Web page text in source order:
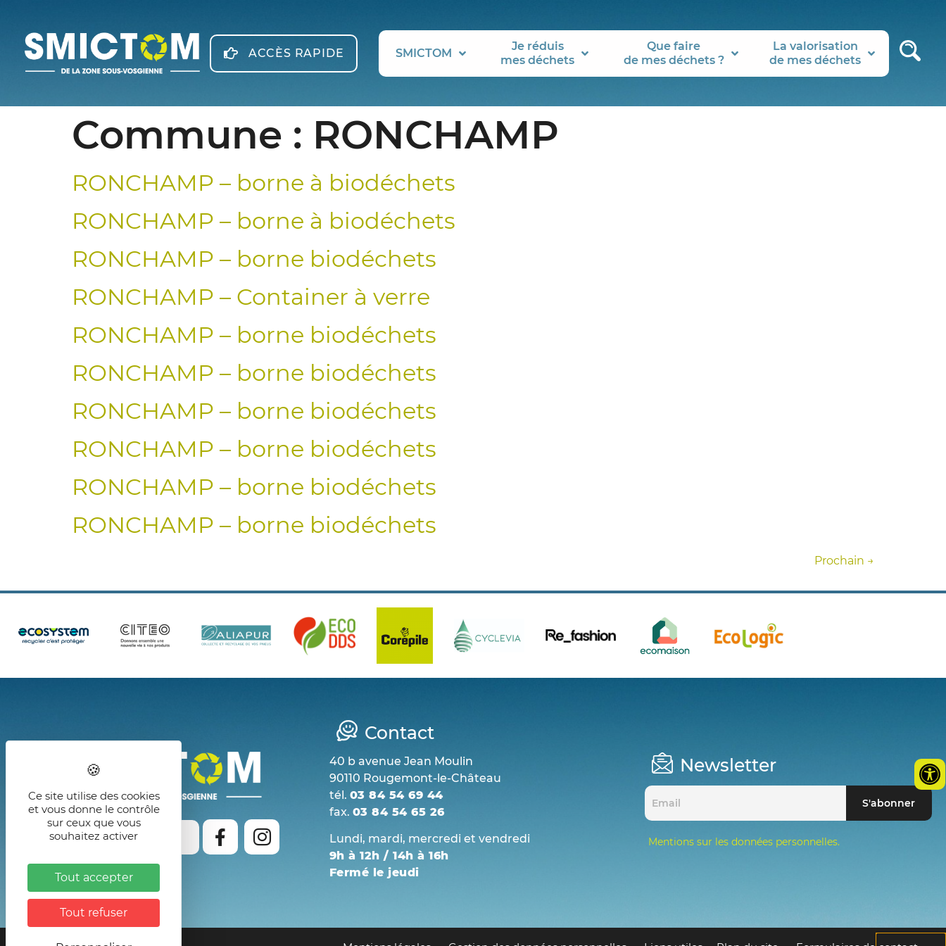
ACCÈS RAPIDE SMICTOM
Je réduis
mes déchets
Que faire
de mes déchets ?
La valorisation
de mes déchets
Commune : RONCHAMP
RONCHAMP – borne à biodéchets
RONCHAMP – borne à biodéchets
RONCHAMP – borne biodéchets
RONCHAMP – Container à verre
RONCHAMP – borne biodéchets
RONCHAMP – borne biodéchets
RONCHAMP – borne biodéchets
RONCHAMP – borne biodéchets
RONCHAMP – borne biodéchets
RONCHAMP – borne biodéchets
Prochain →
Formulaires de contact
Contact
40 b avenue Jean Moulin
90110 Rougemont-le-Château
tél. 03 84 54 69 44
fax. 03 84 54 65 26
Lundi, mardi, mercredi et vendredi
9h à 12h / 14h à 16h
Fermé le jeudi
Newsletter
Mentions sur les données personnelles.
Ce site utilise des cookies
et vous donne le contrôle
sur ceux que vous
souhaitez activer
Tout accepter
Tout refuser